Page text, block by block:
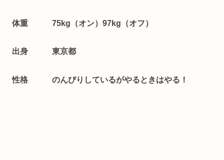
体重 75kg（オン）97kg（オフ）
出身 東京都
性格 のんびりしているがやるときはやる！